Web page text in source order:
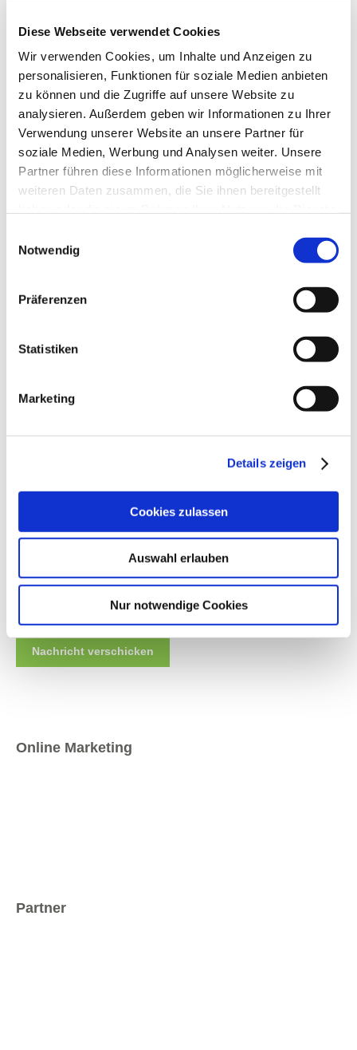
Diese Webseite verwendet Cookies
Wir verwenden Cookies, um Inhalte und Anzeigen zu
personalisieren, Funktionen für soziale Medien anbieten
zu können und die Zugriffe auf unsere Website zu
analysieren. Außerdem geben wir Informationen zu Ihrer
Verwendung unserer Website an unsere Partner für
soziale Medien, Werbung und Analysen weiter. Unsere
Partner führen diese Informationen möglicherweise mit
weiteren Daten zusammen, die Sie ihnen bereitgestellt
Notwendig
Präferenzen
Statistiken
Marketing
Details zeigen
Cookies zulassen
Auswahl erlauben
Nur notwendige Cookies
Kaiser-Wilhelm-Str. 30, 75179 Pforzheim
InstagramFacebook
Nachricht
: Ich bin damit einverstanden, dass meine eingegebenen
Daten zur Beantwortung der Anfrage genutzt werden. Weitere
Informationen in unsererDatenschutzerklärung.
Nachricht verschicken
Online Marketing
Partner